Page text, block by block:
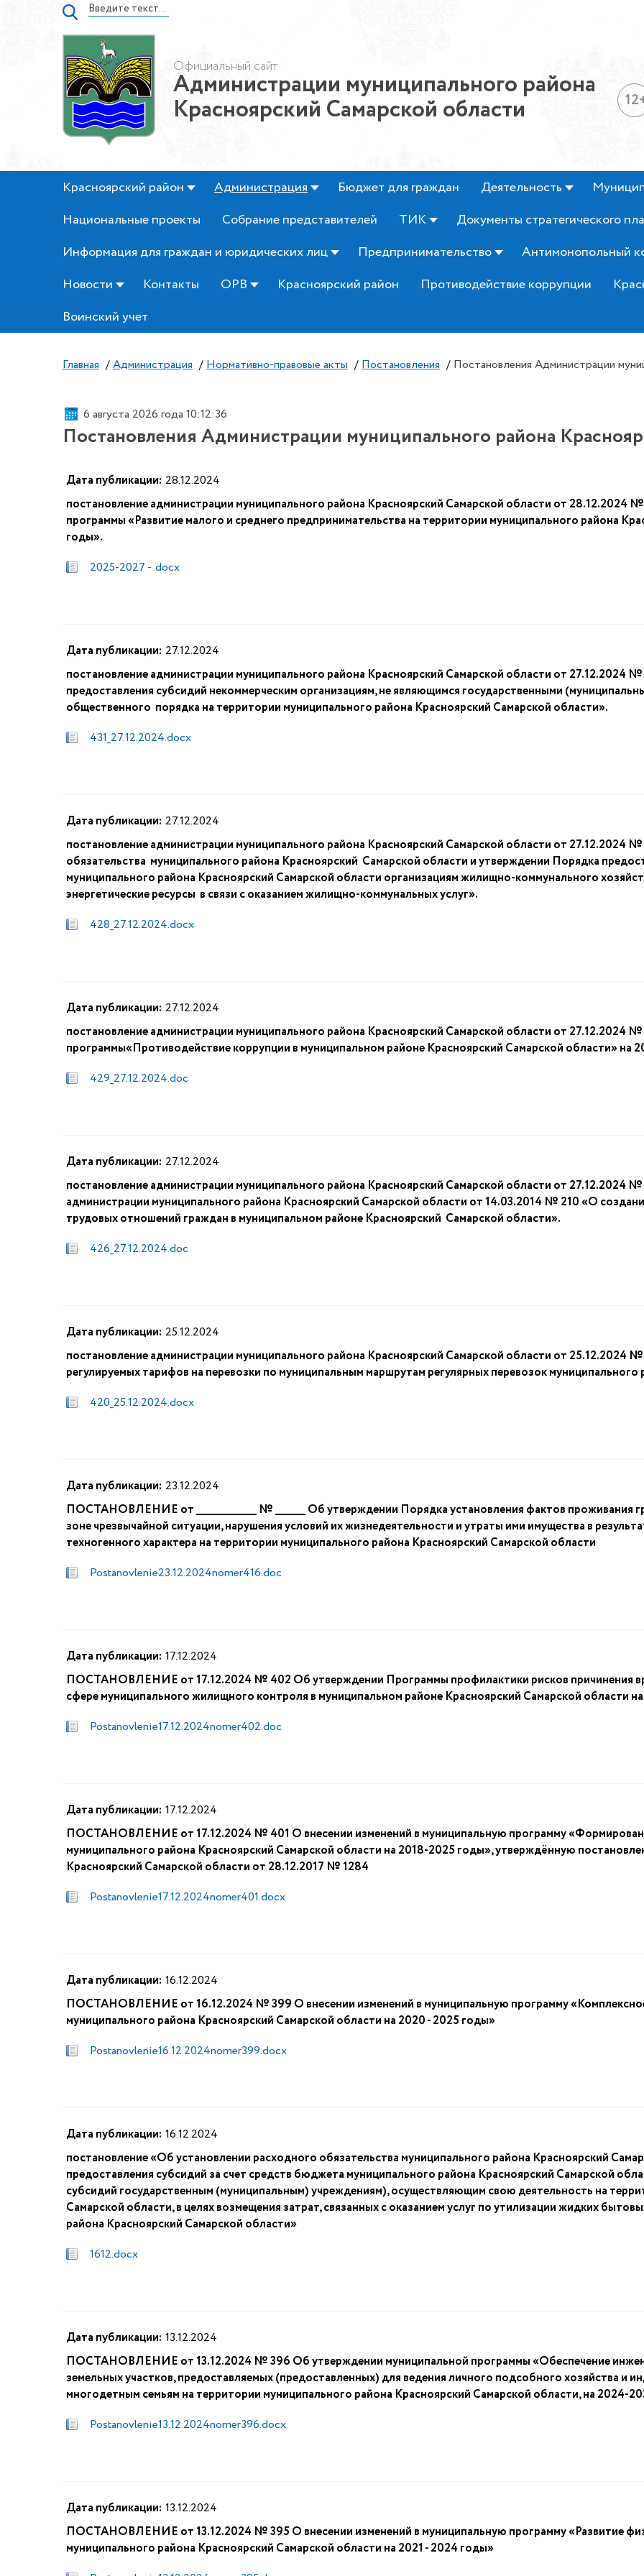
Официальный сайт
Администрации муниципального района
Красноярский Самарской области
Красноярский район Администрация Бюджет для граждан Деятельность
Национальные проекты
Собрание представителей ТИК
Документы стратегического
Информация для граждан и юридических лиц
Предпринимательство
Антимонопольный
Новости
Контакты ОРВ Красноярский район Противодействие коррупции
Воинский учет
Главная / Администрация / Нормативно-правовые акты / Постановления / Постановления Администрации
6 августа 2026 года 10:12:36
Постановления Администрации муниципального района
Дата публикации: 28.12.2024
постановление администрации муниципального района Красноярский Самарской области от 28.12.2024
программы «Развитие малого и среднего предпринимательства на территории муниципального района
годы».
2025-2027 - .docx
Дата публикации: 27.12.2024
постановление администрации муниципального района Красноярский Самарской области от
предоставления субсидий некоммерческим организациям, не являющимся государственными
общественного порядка на территории муниципального района Красноярский Самарской области».
431_27.12.2024.docx
Дата публикации: 27.12.2024
постановление администрации муниципального района Красноярский Самарской области от 27.12.2024
обязательства муниципального района Красноярский Самарской области и утверждении Порядка
муниципального района Красноярский Самарской области организациям жилищно-коммунального
энергетические ресурсы в связи с оказанием жилищно-коммунальных услуг».
428_27.12.2024.docx
Дата публикации: 27.12.2024
постановление администрации муниципального района Красноярский Самарской области от 27.12.2024
программы«Противодействие коррупции в муниципальном районе Красноярский Самарской области» на
429_27.12.2024.doc
Дата публикации: 27.12.2024
постановление администрации муниципального района Красноярский Самарской области от 27.12.2024
администрации муниципального района Красноярский Самарской области от 14.03.2014 № 210 «О
трудовых отношений граждан в муниципальном районе Красноярский Самарской области».
426_27.12.2024.doc
Дата публикации: 25.12.2024
постановление администрации муниципального района Красноярский Самарской области от
регулируемых тарифов на перевозки по муниципальным маршрутам регулярных перевозок
420_25.12.2024.docx
Дата публикации: 23.12.2024
ПОСТАНОВЛЕНИЕ от ______________ № _______ Об утверждении Порядка установления фактов проживания
зоне чрезвычайной ситуации, нарушения условий их жизнедеятельности и утраты ими имущества в
техногенного характера на территории муниципального района Красноярский Самарской области
Postanovlenie23.12.2024nomer416.doc
Дата публикации: 17.12.2024
ПОСТАНОВЛЕНИЕ от 17.12.2024 № 402 Об утверждении Программы профилактики рисков причинения
сфере муниципального жилищного контроля в муниципальном районе Красноярский Самарской области
Postanovlenie17.12.2024nomer402.doc
Дата публикации: 17.12.2024
ПОСТАНОВЛЕНИЕ от 17.12.2024 № 401 О внесении изменений в муниципальную программу
муниципального района Красноярский Самарской области на 2018-2025 годы», утверждённую
Красноярский Самарской области от 28.12.2017 № 1284
Postanovlenie17.12.2024nomer401.docx
Дата публикации: 16.12.2024
ПОСТАНОВЛЕНИЕ от 16.12.2024 № 399 О внесении изменений в муниципальную программу «Комплексное
муниципального района Красноярский Самарской области на 2020 - 2025 годы»
Postanovlenie16.12.2024nomer399.docx
Дата публикации: 16.12.2024
постановление «Об установлении расходного обязательства муниципального района Красноярский
предоставления субсидий за счет средств бюджета муниципального района Красноярский Самарской
субсидий государственным (муниципальным) учреждениям), осуществляющим свою деятельность на
Самарской области, в целях возмещения затрат, связанных с оказанием услуг по утилизации жидких
района Красноярский Самарской области»
1612.docx
Дата публикации: 13.12.2024
ПОСТАНОВЛЕНИЕ от 13.12.2024 № 396 Об утверждении муниципальной программы «Обеспечение
земельных участков, предоставляемых (предоставленных) для ведения личного подсобного хозяйства и
многодетным семьям на территории муниципального района Красноярский Самарской области, на 2024-
Postanovlenie13.12.2024nomer396.docx
Дата публикации: 13.12.2024
ПОСТАНОВЛЕНИЕ от 13.12.2024 № 395 О внесении изменений в муниципальную программу «Развитие
муниципального района Красноярский Самарской области на 2021 - 2024 годы»